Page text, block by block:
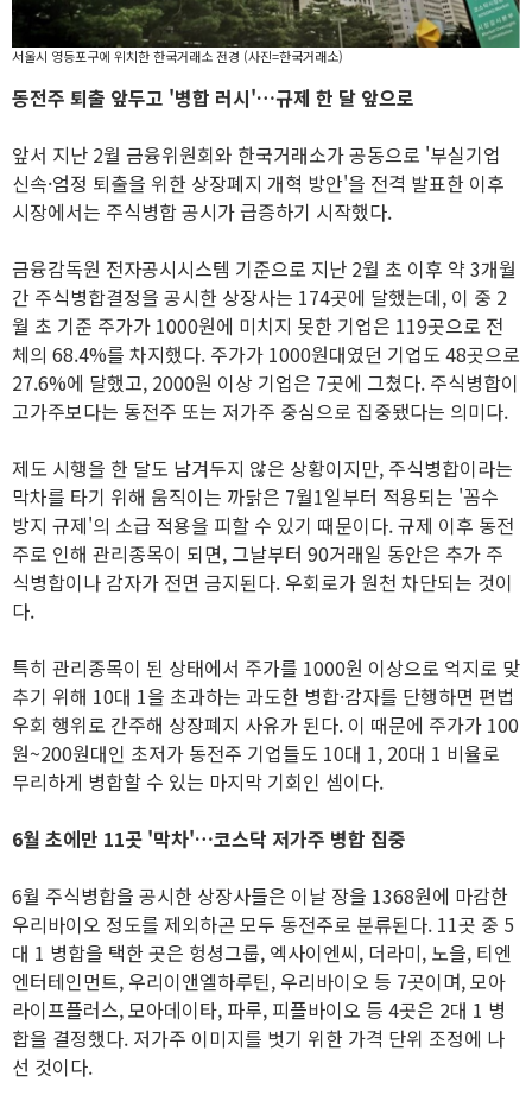
서울시 영등포구에 위치한 한국거래소 전경 (사진=한국거래소)
동전주 퇴출 앞두고 '병합 러시'…규제 한 달 앞으로
앞서 지난 2월 금융위원회와 한국거래소가 공동으로 '부실기업
신속·엄정 퇴출을 위한 상장폐지 개혁 방안'을 전격 발표한 이후
시장에서는 주식병합 공시가 급증하기 시작했다.
금융감독원 전자공시시스템 기준으로 지난 2월 초 이후 약 3개월
간 주식병합결정을 공시한 상장사는 174곳에 달했는데, 이 중 2
월 초 기준 주가가 1000원에 미치지 못한 기업은 119곳으로 전
체의 68.4%를 차지했다. 주가가 1000원대였던 기업도 48곳으로
27.6%에 달했고, 2000원 이상 기업은 7곳에 그쳤다. 주식병합이
고가주보다는 동전주 또는 저가주 중심으로 집중됐다는 의미다.
제도 시행을 한 달도 남겨두지 않은 상황이지만, 주식병합이라는
막차를 타기 위해 움직이는 까닭은 7월1일부터 적용되는 '꼼수
방지 규제'의 소급 적용을 피할 수 있기 때문이다. 규제 이후 동전
주로 인해 관리종목이 되면, 그날부터 90거래일 동안은 추가 주
식병합이나 감자가 전면 금지된다. 우회로가 원천 차단되는 것이
다.
특히 관리종목이 된 상태에서 주가를 1000원 이상으로 억지로 맞
추기 위해 10대 1을 초과하는 과도한 병합·감자를 단행하면 편법
우회 행위로 간주해 상장폐지 사유가 된다. 이 때문에 주가가 100
원~200원대인 초저가 동전주 기업들도 10대 1, 20대 1 비율로
무리하게 병합할 수 있는 마지막 기회인 셈이다.
6월 초에만 11곳 '막차'…코스닥 저가주 병합 집중
6월 주식병합을 공시한 상장사들은 이날 장을 1368원에 마감한
우리바이오 정도를 제외하곤 모두 동전주로 분류된다. 11곳 중 5
대 1 병합을 택한 곳은 헝셩그룹, 엑사이엔씨, 더라미, 노을, 티엔
엔터테인먼트, 우리이앤엘하루틴, 우리바이오 등 7곳이며, 모아
라이프플러스, 모아데이타, 파루, 피플바이오 등 4곳은 2대 1 병
합을 결정했다. 저가주 이미지를 벗기 위한 가격 단위 조정에 나
선 것이다.